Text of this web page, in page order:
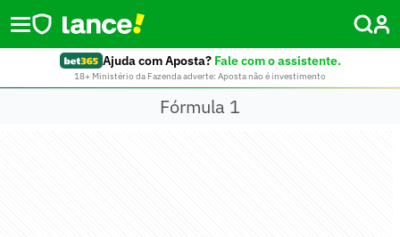
Ajuda com Aposta? Fale com o assistente.
18+ Ministério da Fazenda adverte: Aposta não é investimento
Fórmula 1